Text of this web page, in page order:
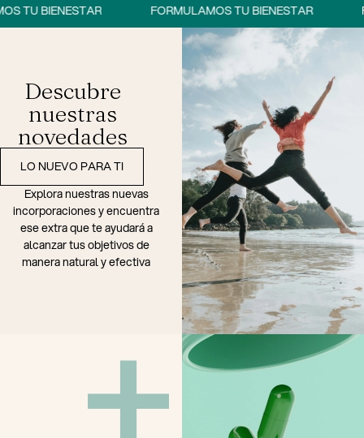
BIENESTAR FORMULAMOS TU BIENESTAR
Descubre
nuestras
novedades
LO NUEVO PARA TI
Explora nuestras nuevas
incorporaciones y encuentra
ese extra que te ayudará a
alcanzar tus objetivos de
manera natural y efectiva